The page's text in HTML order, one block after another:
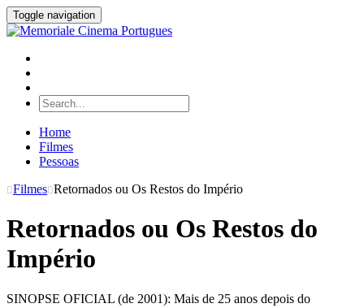
Toggle navigation
Home
Filmes
Pessoas
Filmes Retornados ou Os Restos do Império
Retornados ou Os Restos do
Império
SINOPSE OFICIAL (de 2001): Mais de 25 anos depois do